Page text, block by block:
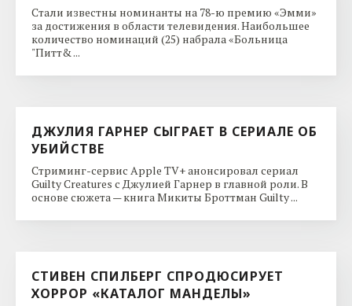
Стали известны номинанты на 78-ю премию «Эмми»
за достижения в области телевидения. Наибольшее
количество номинаций (25) набрала «Больница
"Питт& ...
ДЖУЛИЯ ГАРНЕР СЫГРАЕТ В СЕРИАЛЕ ОБ
УБИЙСТВЕ
Стриминг-сервис Apple TV+ анонсировал сериал
Guilty Creatures с Джулией Гарнер в главной роли. В
основе сюжета — книга Микиты Броттман Guilty ...
СТИВЕН СПИЛБЕРГ СПРОДЮСИРУЕТ
ХОРРОР «КАТАЛОГ МАНДЕЛЫ»